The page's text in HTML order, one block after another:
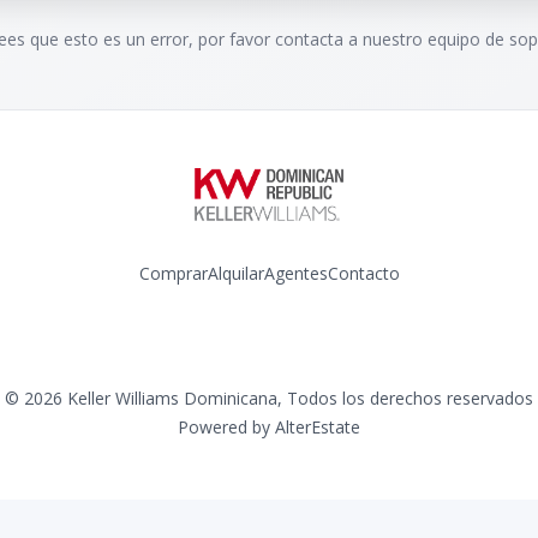
que esto es un error, por favor contacta a nuestro equipo de
ComprarAlquilarAgentesContacto
© 2026 Keller Williams Dominicana, Todos los derechos reservados
Powered by AlterEstate